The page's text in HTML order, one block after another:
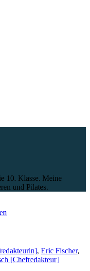
10. Klasse. Meine
und Pilates.
, Eric Fischer,
[Chefredakteur]